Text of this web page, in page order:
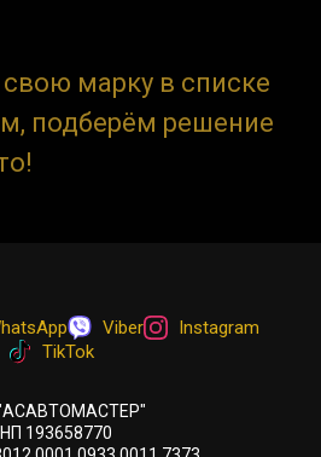
марку в списке
подберём решение
Viber
Instagram
TikTok
193658770